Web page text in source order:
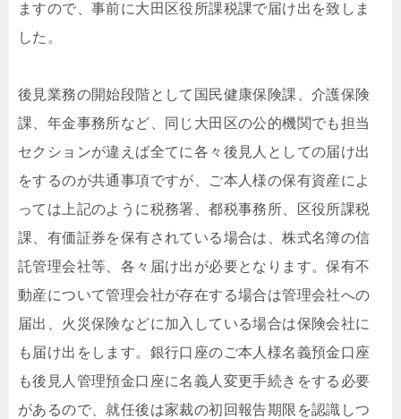
ますので、事前に大田区役所課税課で届け出を致しま
した。
後見業務の開始段階として国民健康保険課、介護保険
課、年金事務所など、同じ大田区の公的機関でも担当
セクションが違えば全てに各々後見人としての届け出
をするのが共通事項ですが、ご本人様の保有資産によ
っては上記のように税務署、都税事務所、区役所課税
課、有価証券を保有されている場合は、株式名簿の信
託管理会社等、各々届け出が必要となります。保有不
動産について管理会社が存在する場合は管理会社への
届出、火災保険などに加入している場合は保険会社に
も届け出をします。銀行口座のご本人様名義預金口座
も後見人管理預金口座に名義人変更手続きをする必要
があるので、就任後は家裁の初回報告期限を認識しつ